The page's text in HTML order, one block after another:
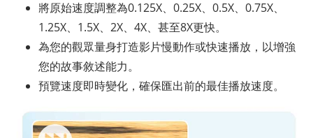
將原始速度調整為0.125X、0.25X、0.5X、0.75X、
1.25X、1.5X、2X、4X、甚至8X更快。
為您的觀眾量身打造影片慢動作或快速播放，以增強
您的故事敘述能力。
預覽速度即時變化，確保匯出前的最佳播放速度。